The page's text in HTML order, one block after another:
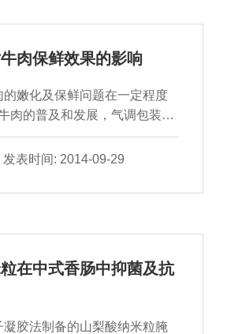
肉保鲜效果的影响
的嫩化及保鲜问题在一定程度
肉的普及和发展，气调包装是
控制 食品所处环境中气体组成
...
表时间: 2014-09-29
在中式香肠中抑菌及抗
凝胶法制备的山梨酸纳米粒腌